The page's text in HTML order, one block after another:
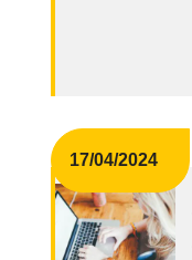
17/04/2024